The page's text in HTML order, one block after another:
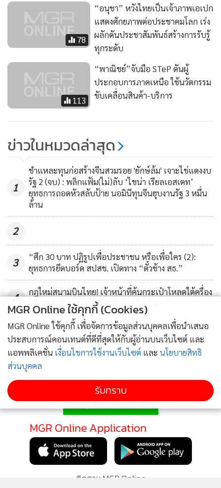
78
“อนุชา” หวังไทยเป็นเจ้าภาพเอเปก
แสดงศักยภาพต่อประชาคมโลก เร่ง
ผลักดันประชาสัมพันธ์สร้างการรับรู้
ทุกระดับ
113
“พาณิชย์”จับมือ STeP ดันผู้
ประกอบการภาคเหนือ ใช้นวัตกรรม
ขับเคลื่อนสินค้า-บริการ
ข่าวในหมวดล่าสุด
1
ชำแหละทุนก่อสร้างจีนสวมรอย 'ยักษ์ล้ม' เจาะไข่แดงงบ
รัฐ 2 (จบ) : พลิกแฟ้ม(ไม่)ลับ ‘ไชน่า เรียลเอสเตท’
ยุทธการถอดหัวสลับป้าย นอมินีทุนจีนฮุบงานรัฐ 3 หมื่น
ล้าน
2
3
“ศึก 30 บาท ปฏิรูปเพื่อประชาชน หรือเพื่อใคร (2):
ยุทธการยึดบอร์ด สปสช. เปิดทาง “ตั๋วช้าง สธ.”
4
กฎใหม่สนามบินไทย! เจ้าหน้าที่ค้นกระเป๋าโหลดใต้ครื่อง
ได้เลย ไม่ต้องแจ้งผู้โดยสาร เริ่มใช้ 16 ต.ค.69
ข่าวอื่นในหมวด
ติดตามข่าวสารผ่านทาง LINE
MGR Online Application
ติดตาม MGR Online
MGR Online ใช้คุกกี้ (Cookies)
MGR Online ใช้คุกกี้ เพื่อจัดการข้อมูลส่วนบุคคลเพื่อนำเสนอ
ประสบการณ์คอนเทนต์ที่ดีที่สุดให้กับผู้อ่านบนเว็บไซต์ และ
แอพพลิเคชั่น เงื่อนไขการใช้งานเว็บไซต์ และ นโยบายสิทธิ
ส่วนบุคคล
รับทราบ